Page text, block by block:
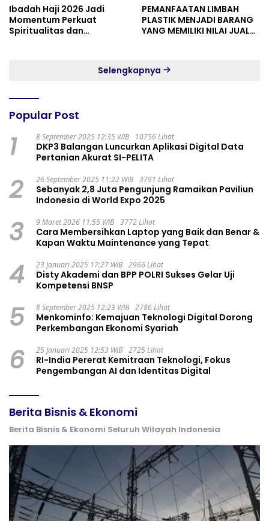
Ibadah Haji 2026 Jadi
Momentum Perkuat
Spiritualitas dan
PEMANFAATAN LIMBAH
PLASTIK MENJADI BARANG
YANG MEMILIKI NILAI JUAL
Selengkapnya
Popular Post
1 8 September 2025 12:35 WIB 10756 Lihat
DKP3 Balangan Luncurkan Aplikasi Digital Data
Pertanian Akurat SI-PELITA
2 26 September 2025 11:22 WIB 3791 Lihat
Sebanyak 2,8 Juta Pengunjung Ramaikan Paviliun
Indonesia di World Expo 2025
3 9 Maret 2026 11:55 WIB 3772 Lihat
Cara Membersihkan Laptop yang Baik dan Benar &
Kapan Waktu Maintenance yang Tepat
4 23 Januari 2025 17:27 WIB 2966 Lihat
Disty Akademi dan BPP POLRI Sukses Gelar Uji
Kompetensi BNSP
5 8 September 2025 12:23 WIB 2786 Lihat
Menkominfo: Kemajuan Teknologi Digital Dorong
Perkembangan Ekonomi Syariah
6 25 Januari 2025 12:53 WIB 2725 Lihat
RI-India Pererat Kemitraan Teknologi, Fokus
Pengembangan AI dan Identitas Digital
Berita Bisnis & Ekonomi
Berita Bisnis & Ekonomi Seluruh Wilayah Indonesia